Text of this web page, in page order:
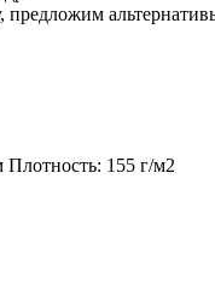
предложим
Плотность: 155 г/м2